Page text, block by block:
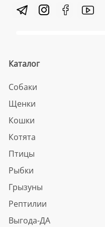
Каталог
Собаки
Щенки
Кошки
Котята
Птицы
Рыбки
Грызуны
Рептилии
Выгода-ДА